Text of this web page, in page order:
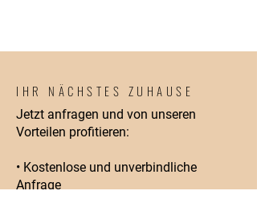
IHR NÄCHSTES ZUHAUSE
Jetzt anfragen und von unseren
Vorteilen profitieren:
• Kostenlose und unverbindliche
Anfrage